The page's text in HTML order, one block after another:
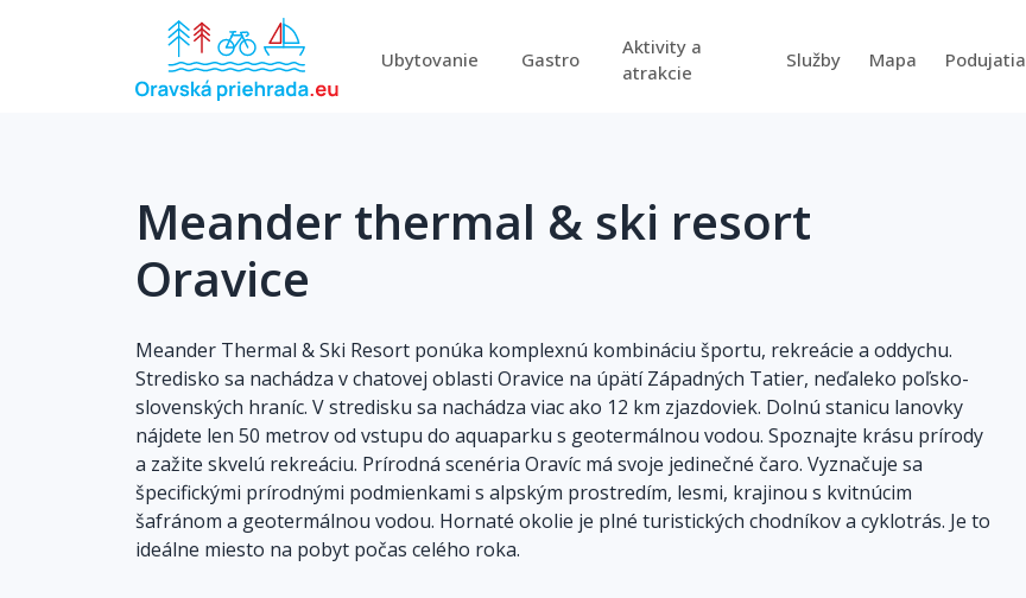
Ubytovanie Gastro
Aktivity a
atrakcie
Služby Mapa Podujatia
Meander thermal & ski resort
Oravice
Meander Thermal & Ski Resort ponúka komplexnú kombináciu športu, rekreácie a oddychu.
Stredisko sa nachádza v chatovej oblasti Oravice na úpätí Západných Tatier, neďaleko poľsko-
slovenských hraníc. V stredisku sa nachádza viac ako 12 km zjazdoviek. Dolnú stanicu lanovky
nájdete len 50 metrov od vstupu do aquaparku s geotermálnou vodou. Spoznajte krásu prírody
a zažite skvelú rekreáciu. Prírodná scenéria Oravíc má svoje jedinečné čaro. Vyznačuje sa
špecifickými prírodnými podmienkami s alpským prostredím, lesmi, krajinou s kvitnúcim
šafránom a geotermálnou vodou. Hornaté okolie je plné turistických chodníkov a cyklotrás. Je to
ideálne miesto na pobyt počas celého roka.